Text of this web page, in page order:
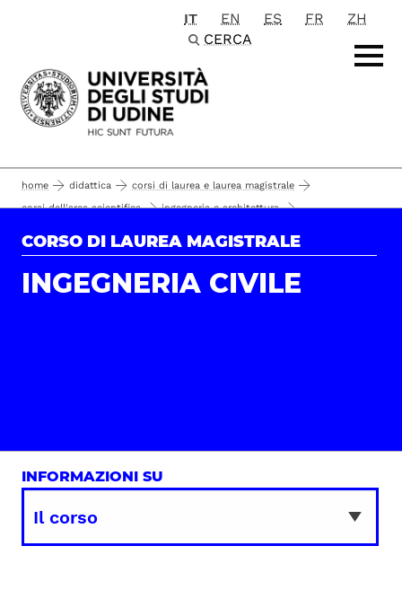
Passa al contenuto principale
IT EN ES FR
ZH
CERCA
home didattica
corsi di laurea e laurea magistrale
corsi dell'area scientifica
ingegneria e architettura
qualità della formazione
CORSO DI LAUREA MAGISTRALE
INGEGNERIA CIVILE
INFORMAZIONI SU